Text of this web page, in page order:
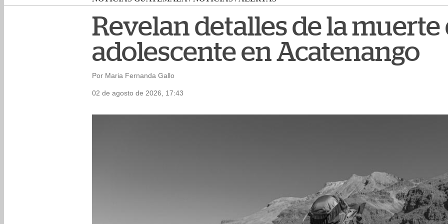
Revelan detalles de la muerte
adolescente en Acatenango
Por Maria Fernanda Gallo
02 de agosto de 2026, 17:43